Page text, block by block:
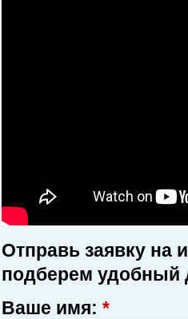
Отправь заявку на
подберем удобный
Ваше имя: *